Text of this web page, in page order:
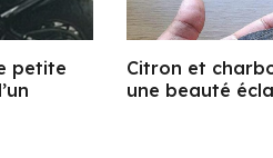
petite
Citron et
une beauté